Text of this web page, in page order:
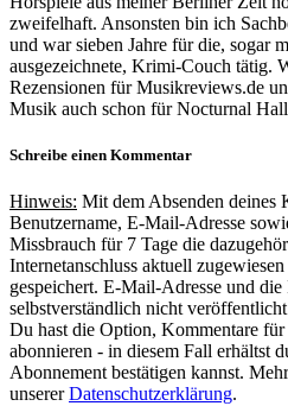
zweifelhaft. Ansonsten bin ich
und war sieben Jahre für die, sogar
ausgezeichnete, Krimi-Couch tätig.
Rezensionen für Musikreviews.de
Musik auch schon für Nocturnal Hall
Schreibe einen Kommentar
Hinweis: Mit dem Absenden deines
Benutzername, E-Mail-Adresse
Missbrauch für 7 Tage die
Internetanschluss aktuell
gespeichert. E-Mail-Adresse und
selbstverständlich nicht
Du hast die Option, Kommentare
abonnieren - in diesem Fall erhältst
Abonnement bestätigen kannst.
unsererDatenschutzerklärung.